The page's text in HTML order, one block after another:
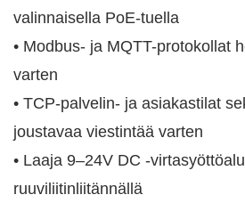
valinnaisella PoE-tuella
• Modbus- ja MQTT-protokollat
varten
• TCP-palvelin- ja asiakastilat
joustavaa viestintää varten
• Laaja 9–24V DC -
ruuviliitinliitännällä